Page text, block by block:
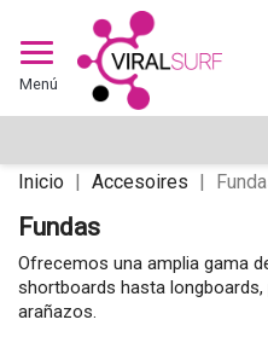
Menú
Inicio Accesoires
Fundas
Ofrecemos una amplia gama
shortboards hasta
arañazos.